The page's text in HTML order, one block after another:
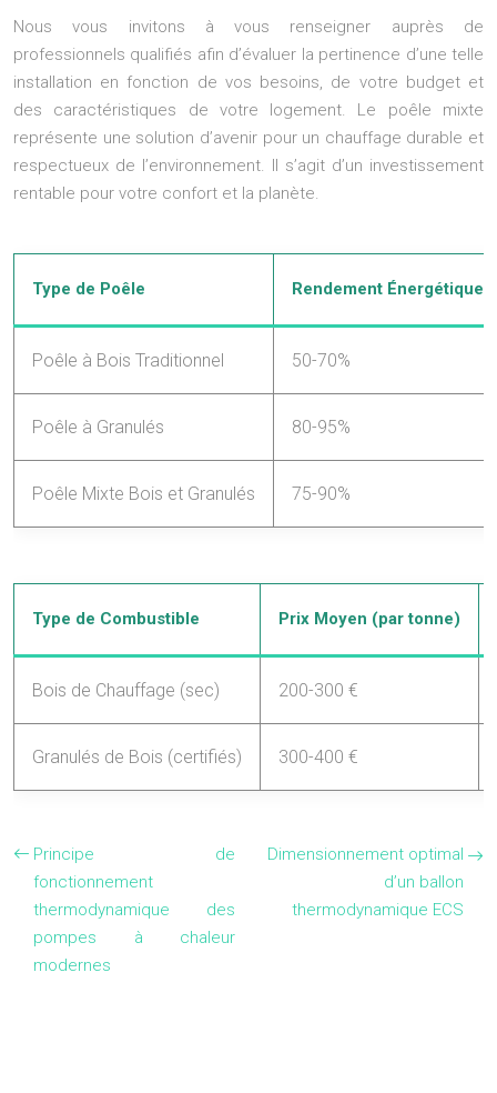
Nous vous invitons à vous renseigner auprès de
professionnels qualifiés afin d’évaluer la pertinence d’une telle
installation en fonction de vos besoins, de votre budget et
des caractéristiques de votre logement. Le poêle mixte
représente une solution d’avenir pour un chauffage durable et
respectueux de l’environnement. Il s’agit d’un investissement
rentable pour votre confort et la planète.
Type de Poêle Rendement Énergétique
Poêle à Bois Traditionnel 50-70%
Poêle à Granulés 80-95%
Poêle Mixte Bois et Granulés 75-90%
Type de Combustible Prix Moyen (par tonne)
Bois de Chauffage (sec) 200-300 €
Granulés de Bois (certifiés) 300-400 €
Principe de
fonctionnement
thermodynamique des
pompes à chaleur
modernes
Dimensionnement optimal
d’un ballon
thermodynamique ECS